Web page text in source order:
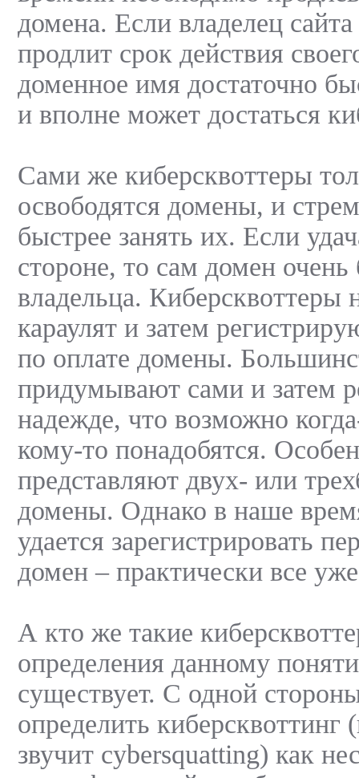
домена. Если владелец
продлит срок действия
доменное имя достаточно
и вполне может достаться
Сами же киберсквоттеры
освободятся домены, и
быстрее занять их. Если
стороне, то сам домен
владельца. Киберсквоттеры
караулят и затем
по оплате домены.
придумывают сами и затем
надежде, что возможно
кому-то понадобятся.
представляют двух- или
домены. Однако в наше
удается зарегистрировать
домен – практически все
А кто же такие
определения данному
существует. С одной
определить киберсквоттинг
звучит cybersquatting) как